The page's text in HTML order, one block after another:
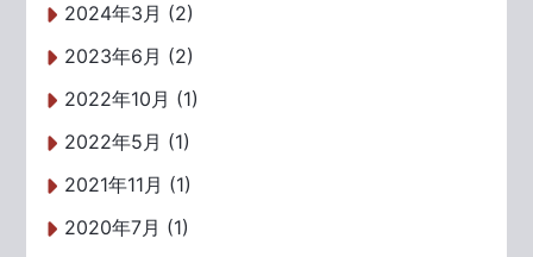
2024年3月 (2)
2023年6月 (2)
2022年10月 (1)
2022年5月 (1)
2021年11月 (1)
2020年7月 (1)